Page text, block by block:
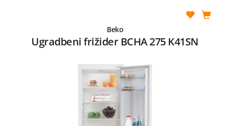
Beko
Ugradbeni frižider BCHA 275 K41SN